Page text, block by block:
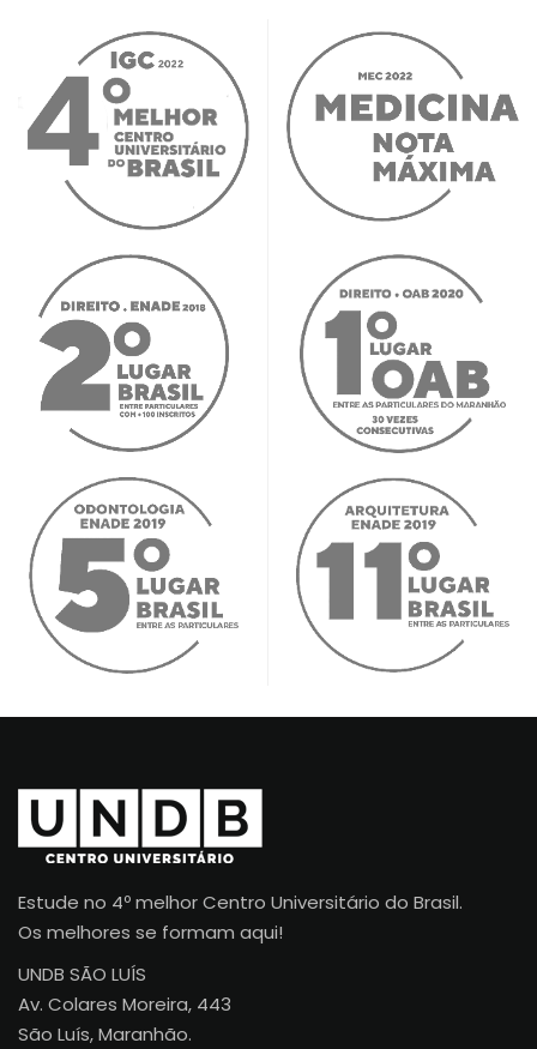
Estude no 4º melhor Centro Universitário do Brasil.
Os melhores se formam aqui!
UNDB SÃO LUÍS
Av. Colares Moreira, 443
São Luís, Maranhão.